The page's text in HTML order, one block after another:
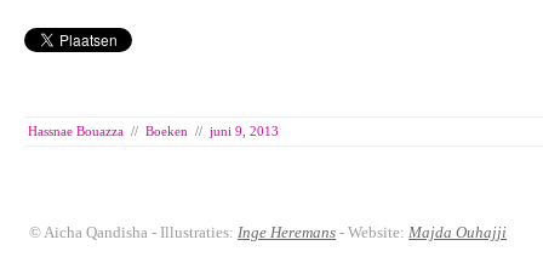
Hassnae Bouazza // Boeken // juni 9, 2013
© Aicha Qandisha - Illustraties:Inge Heremans - Website:Majda Ouhajji